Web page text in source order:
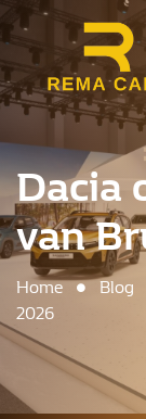
Dacia
van
Home Blog
2026